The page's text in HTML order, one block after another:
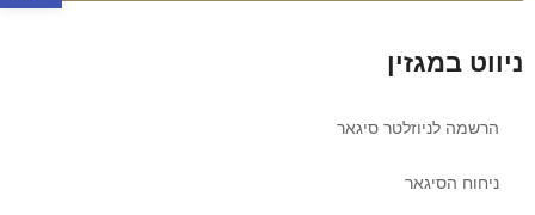
ניווט במגזין
הרשמה לניוזלטר סיגאר
ניחוח הסיגאר